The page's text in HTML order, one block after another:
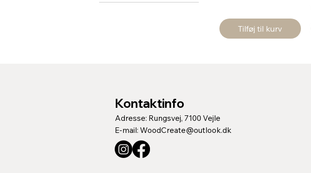
Tilføj til kurv
Kontaktinfo
Adresse: Rungsvej, 7100 Vejle
E-mail:WoodCreate@outlook.dk